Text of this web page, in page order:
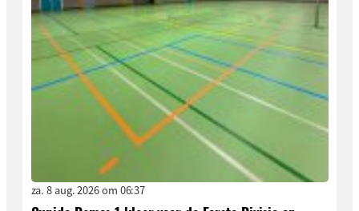
za. 8 aug. 2026 om 06:37